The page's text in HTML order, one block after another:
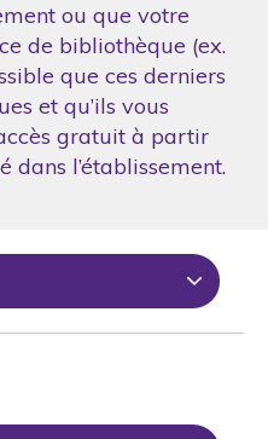
ou que votre
de bibliothèque (ex.
que ces derniers
et qu’ils vous
gratuit à partir
dans l’établissement.